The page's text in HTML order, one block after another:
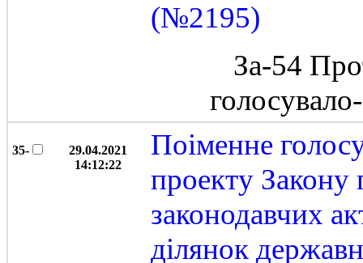
(№2195)
За-54
35-
29.04.2021
14:12:22
Поіменне
проекту Закону
законодавчих
ділянок